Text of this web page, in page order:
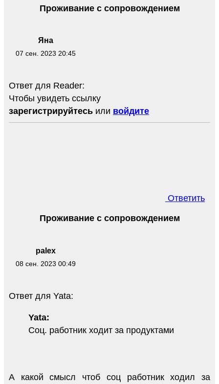
Яна
07 сен. 2023 20:45
Проживание с сопровождением
Ответ для Reader:
Чтобы увидеть ссылку
зарегистрируйтесь или войдите
Ответить
palex
08 сен. 2023 00:49
Проживание с сопровождением
Ответ для Yata:
Yata:
Соц. работник ходит за продуктами
А какой смысл чтоб соц работник ходил за